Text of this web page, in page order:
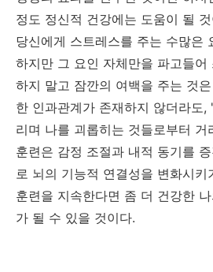
정도 정신적 건강에는 도움이 될
당신에게 스트레스를 주는 수많은
하지만 그 요인 자체만을 파고들어
하지 말고 잠깐의 여백을 주는 것
한 인과관계가 존재하지 않더라도
리며 나를 괴롭히는 것들로부터
훈련은 감정 조절과 내적 동기를
로 뇌의 기능적 연결성을 변화시키
훈련을 지속한다면 좀 더 건강한
가 될 수 있을 것이다.